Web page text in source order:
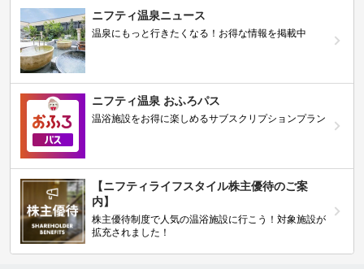
ニフティ温泉ニュース
温泉にもっと行きたくなる！お得な情報を掲載中
ニフティ温泉 おふろパス
温浴施設をお得に楽しめるサブスクリプションプラン
【ニフティライフスタイル株主優待のご案
内】
株主優待制度で人気の温浴施設に行こう！対象施設が
拡充されました！